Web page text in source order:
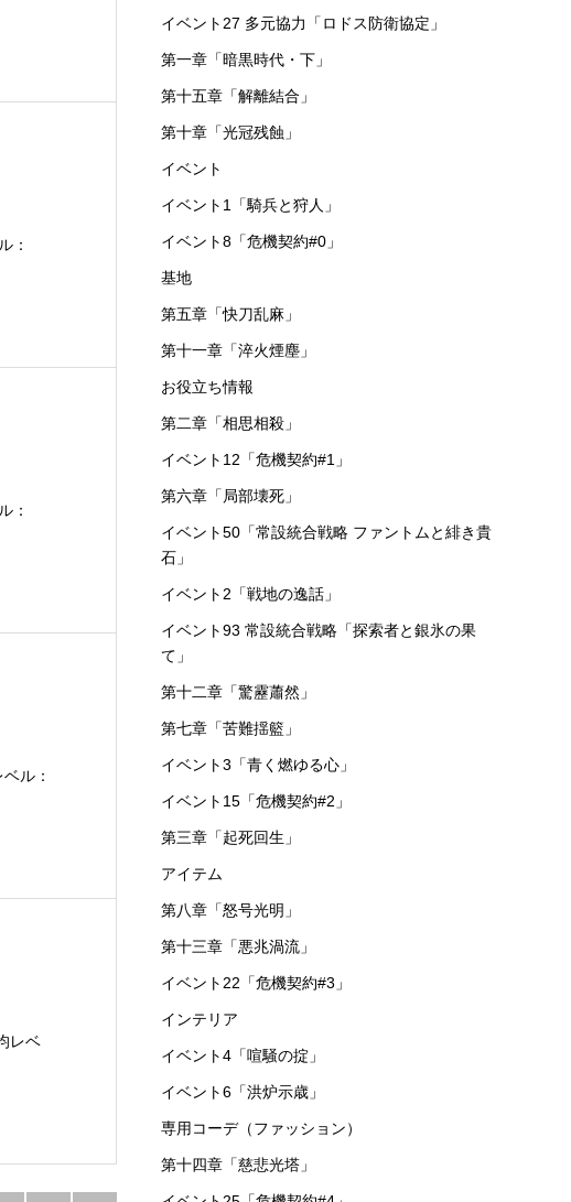
：
：
ル：
レベ
イベント27 多元協力「ロドス防衛協定」
第一章「暗黒時代・下」
第十五章「解離結合」
第十章「光冠残蝕」
イベント
イベント1「騎兵と狩人」
イベント8「危機契約#0」
基地
第五章「快刀乱麻」
第十一章「淬火煙塵」
お役立ち情報
第二章「相思相殺」
イベント12「危機契約#1」
第六章「局部壊死」
イベント50「常設統合戦略 ファントムと緋き貴
石」
イベント2「戦地の逸話」
イベント93 常設統合戦略「探索者と銀氷の果
て」
第十二章「驚靂蕭然」
第七章「苦難揺籃」
イベント3「青く燃ゆる心」
イベント15「危機契約#2」
第三章「起死回生」
アイテム
第八章「怒号光明」
第十三章「悪兆渦流」
イベント22「危機契約#3」
インテリア
イベント4「喧騒の掟」
イベント6「洪炉示歳」
専用コーデ（ファッション）
第十四章「慈悲光塔」